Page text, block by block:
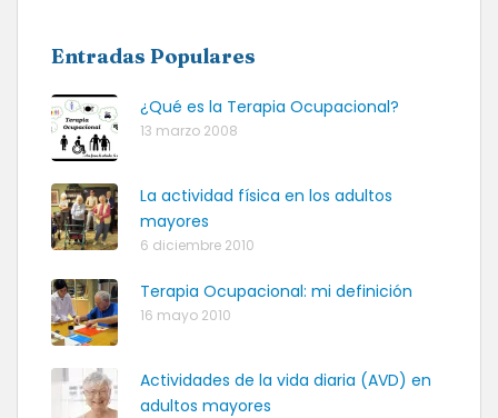
Entradas Populares
¿Qué es la Terapia Ocupacional?
13 marzo 2008
La actividad física en los adultos
mayores
6 diciembre 2010
Terapia Ocupacional: mi definición
16 mayo 2010
Actividades de la vida diaria (AVD) en
adultos mayores